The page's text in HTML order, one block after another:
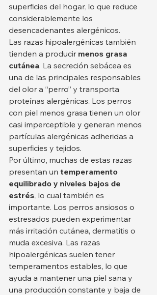
superficies del hogar, lo que reduce
considerablemente los
desencadenantes alergénicos.
Las razas hipoalergénicas también
tienden a producir menos grasa
cutánea. La secreción sebácea es
una de las principales responsables
del olor a “perro” y transporta
proteínas alergénicas. Los perros
con piel menos grasa tienen un olor
casi imperceptible y generan menos
partículas alergénicas adheridas a
superficies y tejidos.
Por último, muchas de estas razas
presentan un temperamento
equilibrado y niveles bajos de
estrés, lo cual también es
importante. Los perros ansiosos o
estresados pueden experimentar
más irritación cutánea, dermatitis o
muda excesiva. Las razas
hipoalergénicas suelen tener
temperamentos estables, lo que
ayuda a mantener una piel sana y
una producción constante y baja de